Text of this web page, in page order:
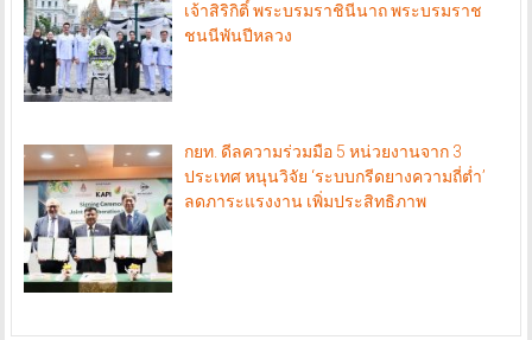
เจ้าสิริกิติ์ พระบรมราชินีนาถ พระบรมราช
ชนนีพันปีหลวง
กยท. ดีลความร่วมมือ 5 หน่วยงานจาก 3
ประเทศ หนุนวิจัย ‘ระบบกรีดยางความถี่ต่ำ’
ลดภาระแรงงาน เพิ่มประสิทธิภาพ